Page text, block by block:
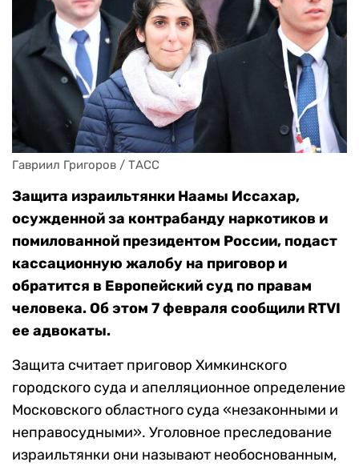
Гавриил Григоров / ТАСС
Защита израильтянки Наамы Иссахар,
осужденной за контрабанду наркотиков и
помилованной президентом России, подаст
кассационную жалобу на приговор и
обратится в Европейский суд по правам
человека. Об этом 7 февраля сообщили RTVI
ее адвокаты.
Защита считает приговор Химкинского
городского суда и апелляционное определение
Московского областного суда «незаконными и
неправосудными». Уголовное преследование
израильтянки они называют необоснованным,